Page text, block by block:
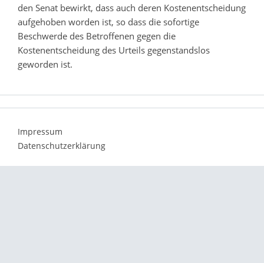
den Senat bewirkt, dass auch deren Kostenentscheidung
aufgehoben worden ist, so dass die sofortige
Beschwerde des Betroffenen gegen die
Kostenentscheidung des Urteils gegenstandslos
geworden ist.
Impressum
Datenschutzerklärung